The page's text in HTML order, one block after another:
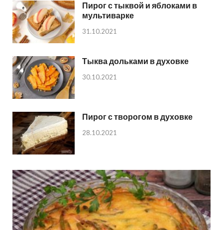
Пирог с тыквой и яблоками в
мультиварке
31.10.2021
Тыква дольками в духовке
30.10.2021
Пирог с творогом в духовке
28.10.2021